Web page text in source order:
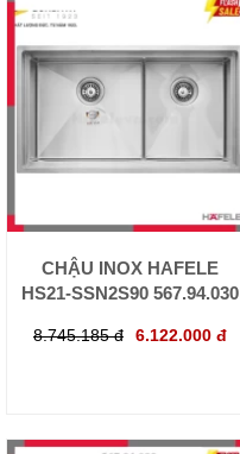
CHẬU INOX HAFELE
HS21-SSN2S90 567.94.030
8.745.185 đ 6.122.000 đ